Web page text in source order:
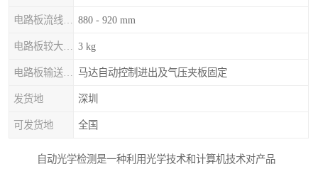
880 - 920 mm
3 kg
马达自动控制进出及气压夹板固定
发货地 深圳
可发货地 全国
自动光学检测是一种利用光学技术和计算机技术对产品